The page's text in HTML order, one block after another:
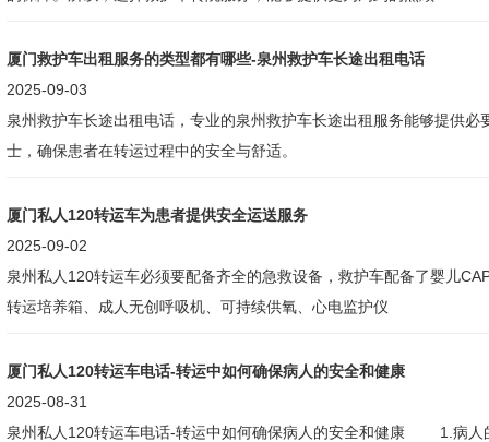
厦门救护车出租服务的类型都有哪些-泉州救护车长途出租电话
2025-09-03
泉州救护车长途出租电话，专业的泉州救护车长途出租服务能够提供必
士，确保患者在转运过程中的安全与舒适。
厦门私人120转运车为患者提供安全运送服务
2025-09-02
泉州私人120转运车必须要配备齐全的急救设备，救护车配备了婴儿
转运培养箱、成人无创呼吸机、可持续供氧、心电监护仪
厦门私人120转运车电话-转运中如何确保病人的安全和健康
2025-08-31
泉州私人120转运车电话-转运中如何确保病人的安全和健康 1.病人的安全：在转运过程